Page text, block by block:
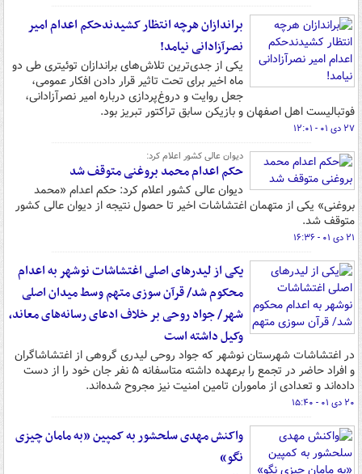
براندازان هرچه انتظار کشیدندحکم اعدام امیر
نصرآزادانی نیامد!
یکی از جدی‌ترین تلاش‌های براندازان توئیتری طی دو
ماه اخیر برای تحت تاثیر قرار دادن افکار عمومی،
جعل روایت و دروغ‌پردازی درباره امیر نصرآزادانی،
فوتبالیست اهل اصفهان و بازیکن سابق تراکتور تبریز بود.
۲۷ دی ۰۱ - ۱۲:۰۱
دیوان عالی کشور اعلام کرد:
حکم اعدام محمد بروغنی متوقف شد
دیوان عالی کشور اعلام کرد: حکم اعدام «محمد
بروغنی» یکی از متهمان اغتشاشات اخیر تا حصول نتیجه از دیوان عالی کشور
متوقف شد.
۲۱ دی ۰۱ - ۱۶:۳۶
یکی از لیدرهای اصلی اغتشاشات نوشهر به اعدام
محکوم شد/ قرآن سوزی متهم وسط میدان اصلی
شهر/ جواد روحی بر خلاف ادعای رسانه‌های معاند،
وکیل داشته است
در اغتشاشات شهرستان نوشهر که جواد روحی لیدری گروهی از اغتشاشاگران
و افراد حاضر در تجمع را برعهده داشته متاسفانه ۵ نفر جان خود را از دست
داده‌اند و تعدادی از ماموران تامین امنیت نیز مجروح شده‌اند.
۲۰ دی ۰۱ - ۱۵:۴۰
واکنش مهدی سلحشور به کمپین «به مامان چیزی
نگو»